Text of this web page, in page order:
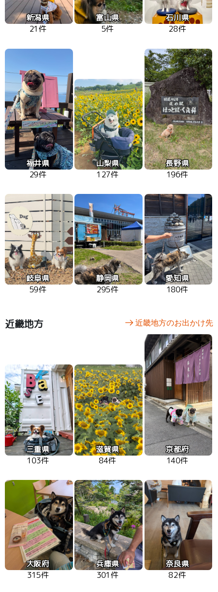
新潟県
21件
富山県
5件
石川県
28件
福井県
29件
山梨県
127件
長野県
196件
岐阜県
59件
静岡県
295件
愛知県
180件
近畿地方 近畿地方のお出かけ先
三重県
103件
滋賀県
84件
京都府
140件
大阪府
315件
兵庫県
301件
奈良県
82件